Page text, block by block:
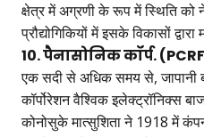
क्षेत्र में अग्रणी के रूप में स्थिति
प्रौद्योगिकियों में इसके विकासों
10. पैनासोनिक कॉर्प.
एक सदी से अधिक समय से, जापानी
कॉर्पोरेशन वैश्विक इलेक्ट्रॉनिक्स
कोनोसुके मात्सुशिता ने 1918 में